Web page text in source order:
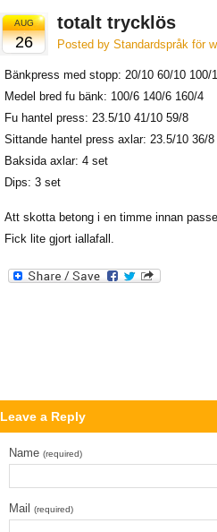
AUG
26
totalt trycklös
Posted by Standardspråk för
Bänkpress med stopp: 20/10 60/10 100/
Medel bred fu bänk: 100/6 140/6 160/4
Fu hantel press: 23.5/10 41/10 59/8
Sittande hantel press axlar: 23.5/10 36/8
Baksida axlar: 4 set
Dips: 3 set
Att skotta betong i en timme innan
Fick lite gjort iallafall.
Leave a Reply
Name (required)
Mail (required)